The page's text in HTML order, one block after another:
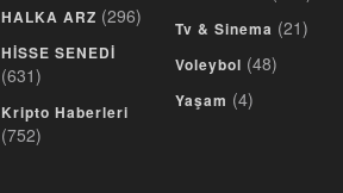
HALKA ARZ (296)
HİSSE SENEDİ
(631)
Kripto Haberleri
(752)
Tv & Sinema (21)
Voleybol (48)
Yaşam (4)